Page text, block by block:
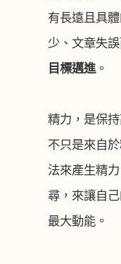
有長遠且具
少、文章失誤
目標邁進。
精力，是保
不只是來自
法來產生精
尋，來讓自
最大動能。